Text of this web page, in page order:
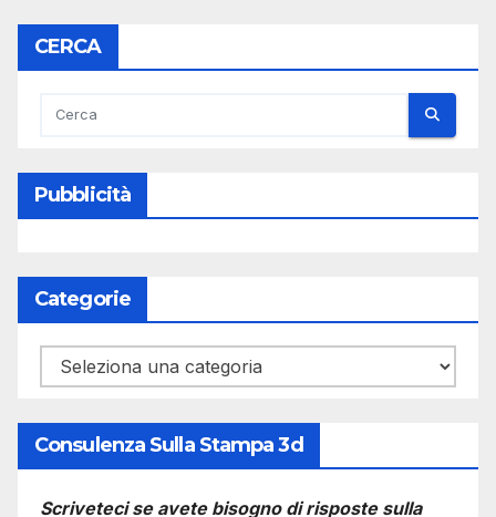
CERCA
Pubblicità
Categorie
Categorie
Consulenza Sulla Stampa 3d
Scriveteci se avete bisogno di risposte sulla